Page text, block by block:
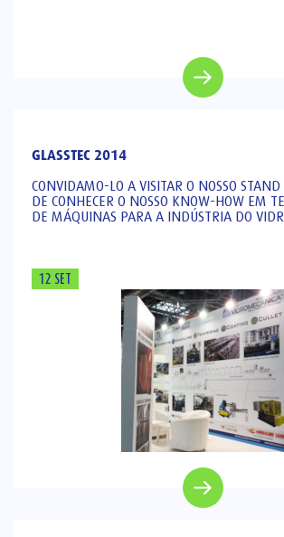
GLASSTEC 2014
CONVIDAMO-LO A VISITAR O NOSSO
DE CONHECER O NOSSO KNOW-HOW EM
DE MÁQUINAS PARA A INDÚSTRIA DO
12 SET